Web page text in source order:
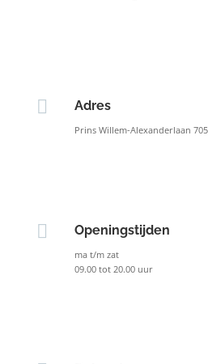
 Adres
Prins Willem-Alexanderlaan
 Openingstijden
ma t/m zat
09.00 tot 20.00 uur